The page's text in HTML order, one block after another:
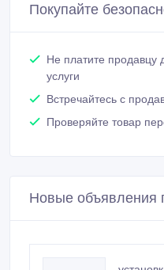
Покупайте
Не платите продавцу
услуги
Встречайтесь с
Проверяйте товар
Новые объявления